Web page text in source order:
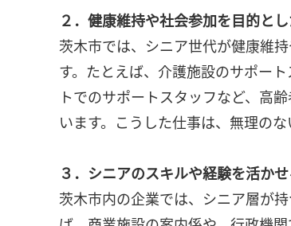
２．健康維持や社会参加を目的と
茨木市では、シニア世代が健康維
す。たとえば、介護施設のサポー
トでのサポートスタッフなど、高
います。こうした仕事は、無理の
３．シニアのスキルや経験を活か
茨木市内の企業では、シニア層が